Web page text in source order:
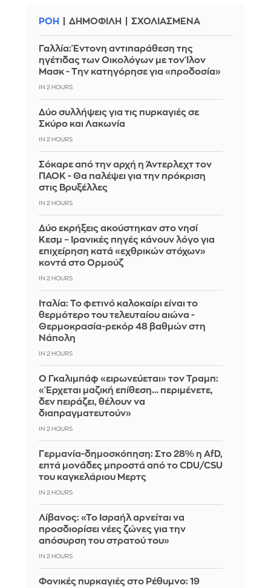
ΡΟΗ ΔΗΜΟΦΙΛΗ ΣΧΟΛΙΑΣΜΕΝΑ
Γαλλία: Έντονη αντιπαράθεση της
ηγέτιδας των Οικολόγων με τον Ίλον
Μασκ - Την κατηγόρησε για «προδοσία»
IN 2 HOURS
Δύο συλλήψεις για τις πυρκαγιές σε
Σκύρο και Λακωνία
IN 2 HOURS
Σόκαρε από την αρχή η Άντερλεχτ τον
ΠΑΟΚ - Θα παλέψει για την πρόκριση
στις Βρυξέλλες
IN 2 HOURS
Δύο εκρήξεις ακούστηκαν στο νησί
Κεσμ – Ιρανικές πηγές κάνουν λόγο για
επιχείρηση κατά «εχθρικών στόχων»
κοντά στο Ορμούζ
IN 2 HOURS
Ιταλία: To φετινό καλοκαίρι είναι το
θερμότερο του τελευταίου αιώνα -
Θερμοκρασία-ρεκόρ 48 βαθμών στη
Νάπολη
IN 2 HOURS
Ο Γκαλιμπάφ «ειρωνεύεται» τον Τραμπ:
«Έρχεται μαζική επίθεση… περιμένετε,
δεν πειράζει, θέλουν να
διαπραγματευτούν»
IN 2 HOURS
Γερμανία-δημοσκόπηση: Στο 28% η AfD,
επτά μονάδες μπροστά από το CDU/CSU
του καγκελάριου Μερτς
IN 2 HOURS
Λίβανος: «Το Ισραήλ αρνείται να
προσδιορίσει νέες ζώνες για την
απόσυρση του στρατού του»
IN 2 HOURS
Φονικές πυρκαγιές στο Ρέθυμνο: 19